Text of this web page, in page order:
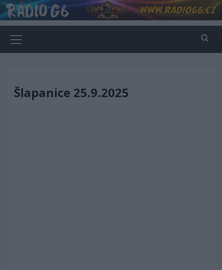
Skip
to
content
Menu
Šlapanice 25.9.2025